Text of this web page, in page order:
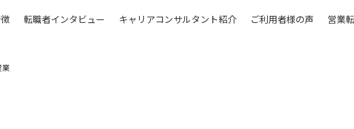
転職者インタビュー キャリアコンサルタント紹介 ご利用者様の声 営業
業